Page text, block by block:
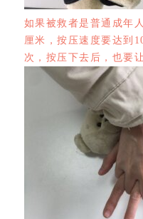
如果被救者是普通成年
厘米，按压速度要达到
次，按压下去后，也要